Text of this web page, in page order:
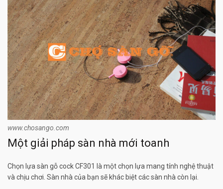
www.chosango.com
Một giải pháp sàn nhà mới toanh
Chọn lựa sàn gỗ cock CF301 là một chọn lựa mang tính nghệ thuật
và chịu chơi. Sàn nhà của bạn sẽ khác biệt các sàn nhà còn lại.